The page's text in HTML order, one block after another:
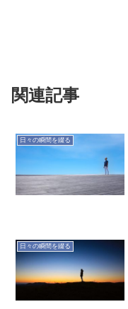
関連記事
日々の瞬間を綴る
日々の瞬間を綴る